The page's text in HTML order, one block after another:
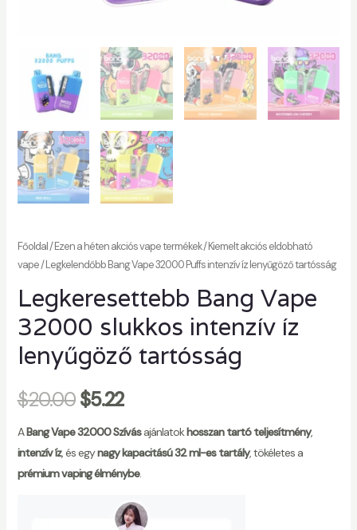
Főoldal/Ezen a héten akciós vape termékek/Kiemelt akciós eldobható
vape/ Legkelendőbb Bang Vape 32000 Puffs intenzív íz lenyűgöző tartósság
Legkeresettebb Bang Vape
32000 slukkos intenzív íz
lenyűgöző tartósság
$20.00 $5.22
ABang Vape 32000 Szívásajánlatokhosszan tartó teljesítmény,
intenzív íz, és egynagy kapacitású 32 ml-es tartály, tökéletes a
prémium vaping élménybe.